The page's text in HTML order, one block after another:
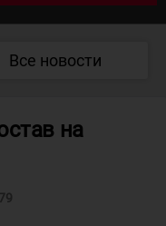
Все новости
на